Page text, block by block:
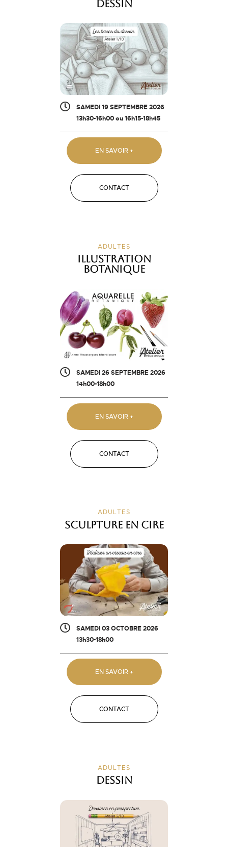
Dessin
SAMEDI 19 SEPTEMBRE 2026
13h30-16h00 ou 16h15-18h45
EN SAVOIR +
CONTACT
ADULTES
Illustration
botanique
SAMEDI 26 SEPTEMBRE 2026
14h00-18h00
EN SAVOIR +
CONTACT
ADULTES
Sculpture en cire
SAMEDI 03 OCTOBRE 2026
13h30-18h00
EN SAVOIR +
CONTACT
ADULTES
Dessin